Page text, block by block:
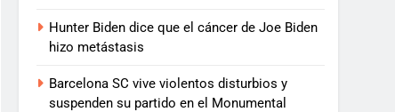
Hunter Biden dice que el cáncer de Joe Biden
hizo metástasis
Barcelona SC vive violentos disturbios y
suspenden su partido en el Monumental